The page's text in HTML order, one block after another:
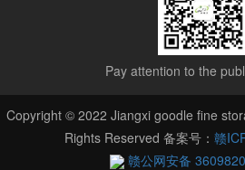
Pay attention to the
Copyright © 2022 Jiangxi goodle fine
Rights Reserved 备案号： 赣
赣公网安备